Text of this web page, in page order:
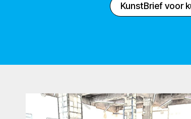
KunstBrief voor